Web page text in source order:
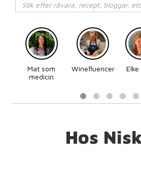
Mat som
medicin
Winefluencer Elke
Hos